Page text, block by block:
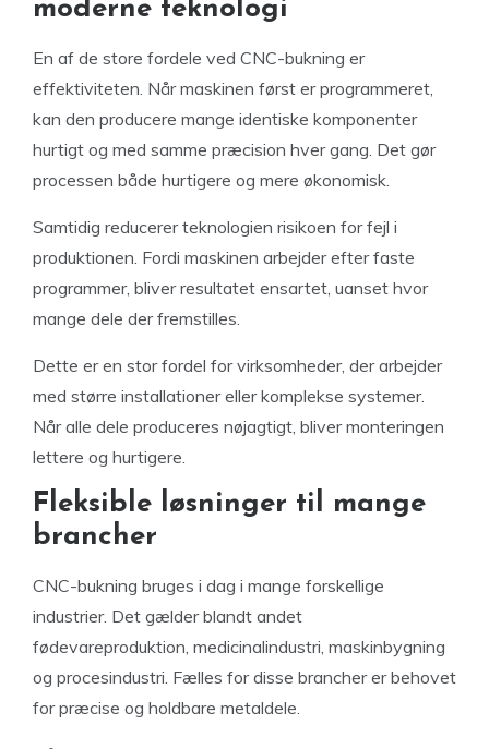
moderne teknologi
En af de store fordele ved CNC-bukning er
effektiviteten. Når maskinen først er programmeret,
kan den producere mange identiske komponenter
hurtigt og med samme præcision hver gang. Det gør
processen både hurtigere og mere økonomisk.
Samtidig reducerer teknologien risikoen for fejl i
produktionen. Fordi maskinen arbejder efter faste
programmer, bliver resultatet ensartet, uanset hvor
mange dele der fremstilles.
Dette er en stor fordel for virksomheder, der arbejder
med større installationer eller komplekse systemer.
Når alle dele produceres nøjagtigt, bliver monteringen
lettere og hurtigere.
Fleksible løsninger til mange
brancher
CNC-bukning bruges i dag i mange forskellige
industrier. Det gælder blandt andet
fødevareproduktion, medicinalindustri, maskinbygning
og procesindustri. Fælles for disse brancher er behovet
for præcise og holdbare metaldele.